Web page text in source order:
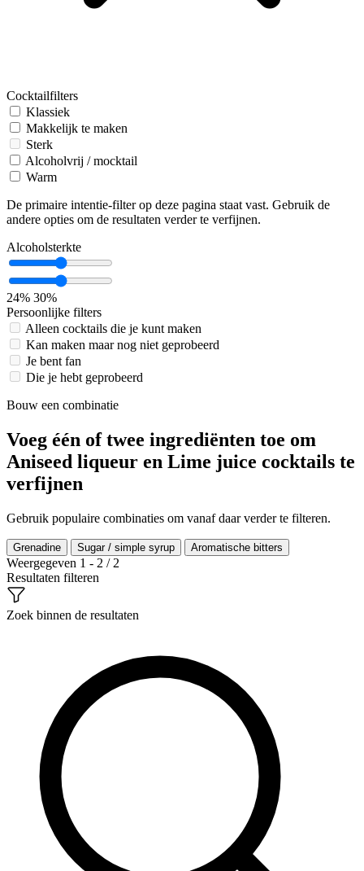
Cocktailfilters
Klassiek
Makkelijk te maken
Sterk
Alcoholvrij / mocktail
Warm
De primaire intentie-filter op deze pagina staat vast. Gebruik de
andere opties om de resultaten verder te verfijnen.
Alcoholsterkte
24% 30%
Persoonlijke filters
Alleen cocktails die je kunt maken
Kan maken maar nog niet geprobeerd
Je bent fan
Die je hebt geprobeerd
Bouw een combinatie
Voeg één of twee ingrediënten toe om
Aniseed liqueur en Lime juice cocktails te
verfijnen
Gebruik populaire combinaties om vanaf daar verder te filteren.
Grenadine Sugar / simple syrup Aromatische bitters
Weergegeven 1 - 2 / 2
Resultaten filteren
Zoek binnen de resultaten